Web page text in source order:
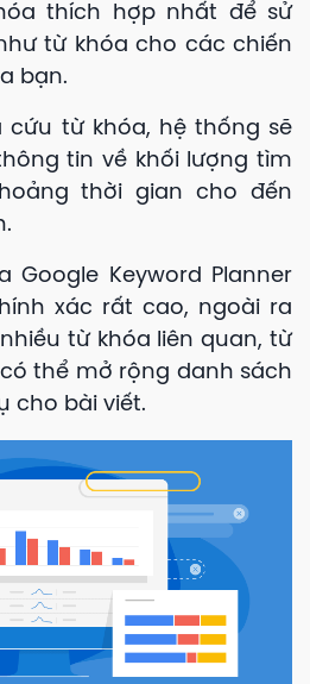
thích hợp nhất để sử
từ khóa cho các chiến
bạn.
cứu từ khóa, hệ thống sẽ
tin về khối lượng tìm
thời gian cho đến
Google Keyword Planner
xác rất cao, ngoài ra
từ khóa liên quan, từ
thể mở rộng danh sách
cho bài viết.